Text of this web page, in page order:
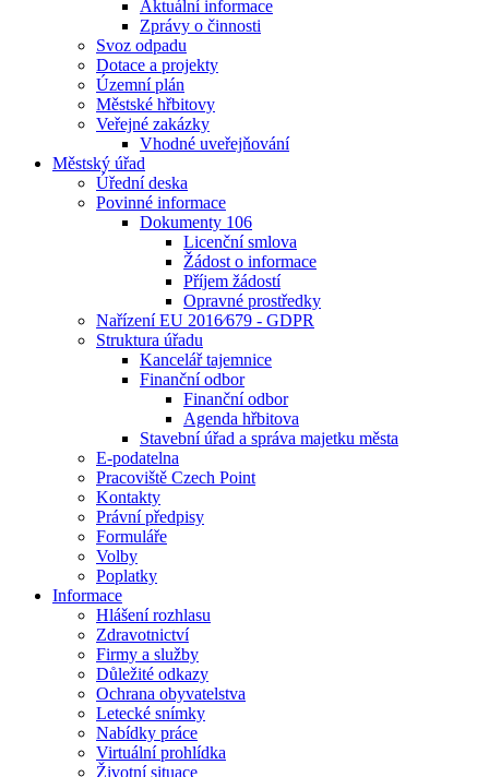
Aktuální informace
Zprávy o činnosti
Svoz odpadu
Dotace a projekty
Územní plán
Městské hřbitovy
Veřejné zakázky
Vhodné uveřejňování
Městský úřad
Úřední deska
Povinné informace
Dokumenty 106
Licenční smlova
Žádost o informace
Příjem žádostí
Opravné prostředky
Nařízení EU 2016⁄679 - GDPR
Struktura úřadu
Kancelář tajemnice
Finanční odbor
Finanční odbor
Agenda hřbitova
Stavební úřad a správa majetku města
E-podatelna
Pracoviště Czech Point
Kontakty
Právní předpisy
Formuláře
Volby
Poplatky
Informace
Hlášení rozhlasu
Zdravotnictví
Firmy a služby
Důležité odkazy
Ochrana obyvatelstva
Letecké snímky
Nabídky práce
Virtuální prohlídka
Životní situace